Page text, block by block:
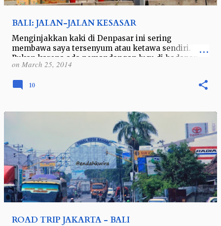
BALI: JALAN-JALAN KESASAR
Menginjakkan kaki di Denpasar ini sering
membawa saya tersenyum atau ketawa sendiri.
Bukan karena ada pemandangan lucu di hadapan
saya, namun teringat percakapan saya dengan
seor…
on March 25, 2014
10
ROAD TRIP JAKARTA - BALI